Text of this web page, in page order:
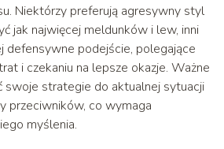
Niektórzy preferują agresywny styl
jak najwięcej meldunków i lew, inni
defensywne podejście, polegające
i czekaniu na lepsze okazje. Ważne
swoje strategie do aktualnej sytuacji
przeciwników, co wymaga
myślenia.